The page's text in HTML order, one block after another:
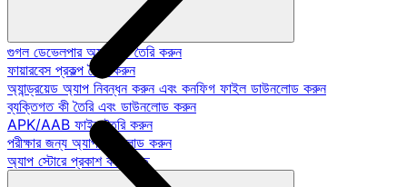
গুগল ডেভেলপার অ্যাকাউন্ট তৈরি করুন
ফায়ারবেস প্রকল্প তৈরি করুন
অ্যান্ড্রয়েড অ্যাপ নিবন্ধন করুন এবং কনফিগ ফাইল ডাউনলোড করুন
ব্যক্তিগত কী তৈরি এবং ডাউনলোড করুন
APK/AAB ফাইল তৈরি করুন
পরীক্ষার জন্য অ্যাপ আপলোড করুন
অ্যাপ স্টোরে প্রকাশ করা হচ্ছে